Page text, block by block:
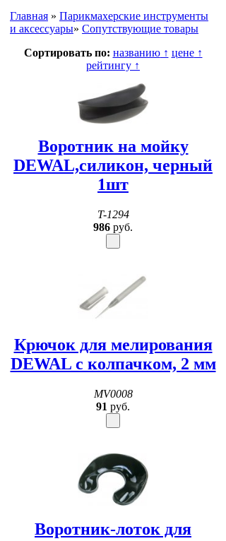
Главная » Парикмахерские инструменты
и аксессуары» Сопутствующие товары
Сортировать по: названию↑ цене↑
рейтингу ↑
Воротник на мойку
DEWAL,силикон, черный
1шт
T-1294
986 руб.
Крючок для мелирования
DEWAL с колпачком, 2 мм
MV0008
91 руб.
Воротник-лоток для